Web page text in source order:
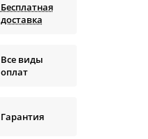
Бесплатная
доставка
Все виды
оплат
Гарантия